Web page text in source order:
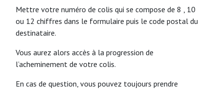
Mettre votre numéro de colis qui se compose de 8 , 10
ou 12 chiffres dans le formulaire puis le code postal du
destinataire.
Vous aurez alors accès à la progression de
l’acheminement de votre colis.
En cas de question, vous pouvez toujours prendre